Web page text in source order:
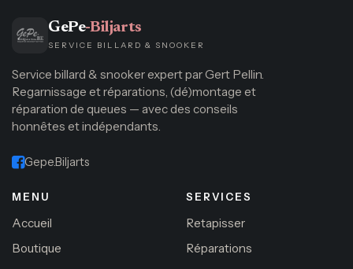
GePe-Biljarts
SERVICE BILLARD & SNOOKER
Service billard & snooker expert par Gert Pellin.
Regarnissage et réparations, (dé)montage et
réparation de queues — avec des conseils
honnêtes et indépendants.
Gepe.Biljarts
MENU
Accueil
Boutique
SERVICES
Retapisser
Réparations